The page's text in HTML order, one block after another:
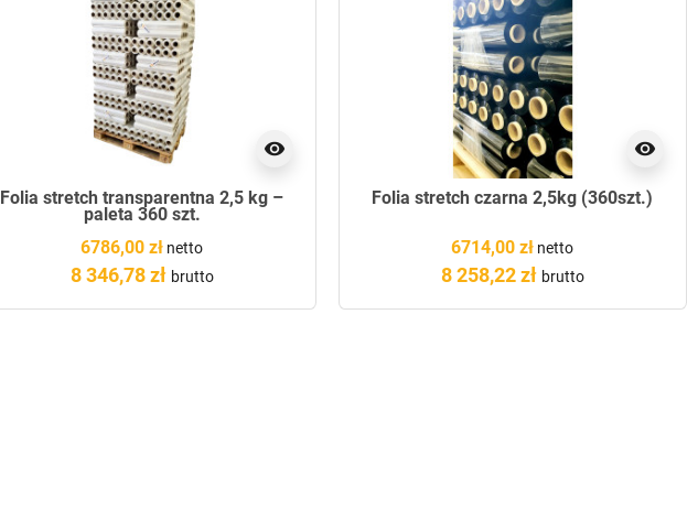
visibility
Folia stretch transparentna 2,5 kg –
paleta 360 szt.
6786,00 zł netto
8 346,78 zł brutto
visibility
Folia stretch czarna 2,5kg (360szt.)
6714,00 zł netto
8 258,22 zł brutto